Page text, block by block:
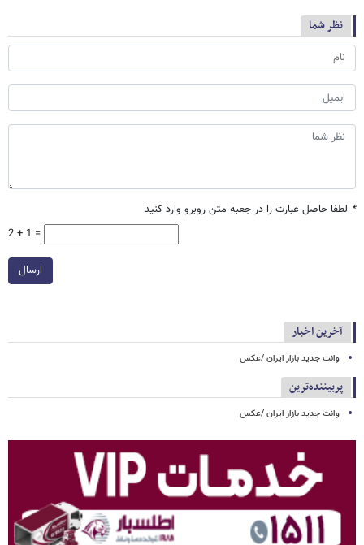
نظر شما
* لطفا حاصل عبارت را در جعبه متن روبرو وارد کنید
2 + 1 =
ارسال
آخرین اخبار
وانت جدید بازار ایران /عکس
پربیننده‌ترین
وانت جدید بازار ایران /عکس